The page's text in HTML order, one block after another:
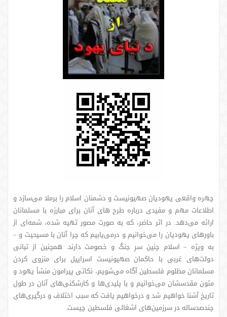
چهره واقعی یهودیان صهیونیست و دشمنان اسلام را برملا می‌سازد و
اطلاعات مهم و مفیدی درباره طرح‌ های آنان برای مبارزه با مسلمانان
ارائه می‌دهد. در اثر حاضر، که به صورت مصور تهیه شده، شمه‌ای از
باورهای یهودیان را می‌خوانیم و درمی‌یابیم که چرا آنان با مسیحیت و –
به ویژه – اسلام چنین سرِ جنگ و خصومت دارند. همچنین از تبانی
دولت‌های غربی با حاکمان صهیونیست اسراییل برای منزوی ‌کردن
مسلمانان مظلوم فلسطین آگاه می‌شویم، نکاتی پیرامون منشأ یهود و
متون مقدسشان می‌خوانیم و با پلیدی‌ها و کارشکنی‌های آنان در طول
تاریخ آشنا خواهیم شد و درخواهیم یافت که سبب اختلاف و درگیری‌های
چندصدساله در سرزمین‌های اشغالی فلسطین چیست.